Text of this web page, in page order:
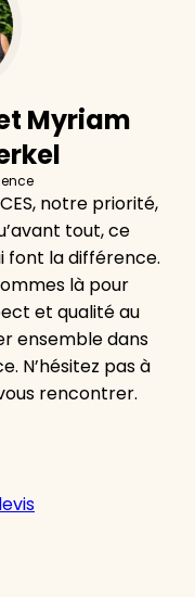
Myriam
notre priorité,
tout, ce
font la différence.
là pour
et qualité au
ensemble dans
N’hésitez pas à
rencontrer.